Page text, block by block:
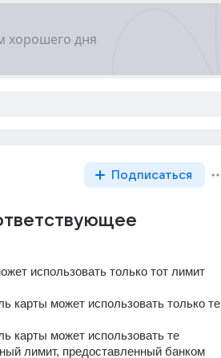
Подписаться
использовать только тот лимит
карты может использовать только те
карты может использовать те
лимит, предоставленный банком